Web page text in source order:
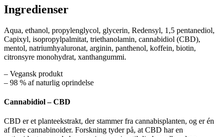
Ingredienser
Aqua, ethanol, propylenglycol, glycerin, Redensyl, 1,5 pentanediol,
Capixyl, isopropylpalmitat, triethanolamin, cannabidiol (CBD),
mentol, natriumhyaluronat, arginin, panthenol, koffein, biotin,
citronsyre monohydrat, xanthangummi.
– Vegansk produkt
– 98 % af naturlig oprindelse
Cannabidiol – CBD
CBD er et planteekstrakt, der stammer fra cannabisplanten, og er én
af flere cannabinoider. Forskning tyder på, at CBD har en